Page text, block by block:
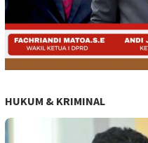
HUKUM & KRIMINAL